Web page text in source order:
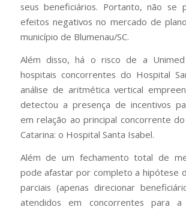
seus beneficiários. Portanto, não se
efeitos negativos no mercado de
município de Blumenau/SC.
Além disso, há o risco de a Unimed
hospitais concorrentes do Hospital
análise de aritmética vertical
detectou a presença de incentivos
em relação ao principal concorrente
Catarina: o Hospital Santa Isabel.
Além de um fechamento total de
pode afastar por completo a hipótese
parciais (apenas direcionar
atendidos em concorrentes para a